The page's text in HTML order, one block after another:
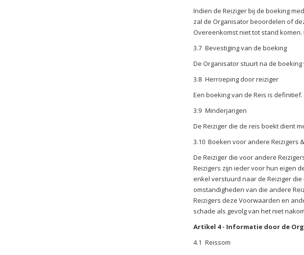
Indien de Reiziger bij de boeking
zal de Organisator beoordelen of
Overeenkomst niet tot stand
3.7 Bevestiging van de boeking
De Organisator stuurt na de
3.8 Herroeping door reiziger
Een boeking van de Reis is
3.9 Minderjarigen
De Reiziger die de reis boekt dient
3.10 Boeken voor andere Reizigers
De Reiziger die voor andere
Reizigers zijn ieder voor hun eigen
enkel verstuurd naar de Reiziger
omstandigheden van die andere
Reizigers deze Voorwaarden en
schade als gevolg van het niet
Artikel 4 - Informatie door de
4.1 Reissom